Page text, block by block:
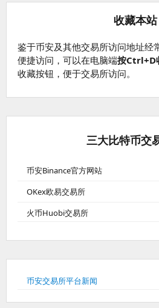
收藏本站
鉴于币安及其他交易所访问地址经
便捷访问，可以在电脑端按Ctrl+D
收藏按钮，便于交易所访问。
三大比特币交
币安Binance官方网站
OKex欧易交易所
火币Huobi交易所
币安交易所平台新闻